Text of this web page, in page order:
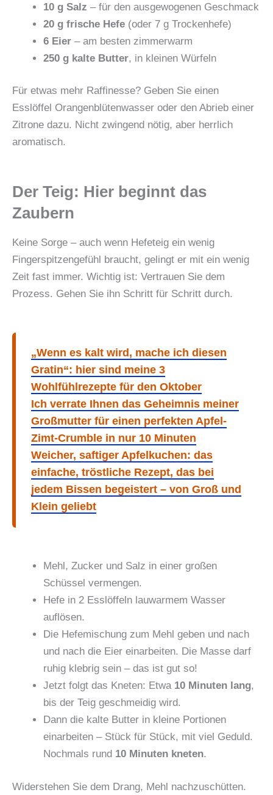
10 g Salz – für den ausgewogenen Geschmack
20 g frische Hefe (oder 7 g Trockenhefe)
6 Eier – am besten zimmerwarm
250 g kalte Butter, in kleinen Würfeln
Für etwas mehr Raffinesse? Geben Sie einen
Esslöffel Orangenblütenwasser oder den Abrieb einer
Zitrone dazu. Nicht zwingend nötig, aber herrlich
aromatisch.
Der Teig: Hier beginnt das
Zaubern
Keine Sorge – auch wenn Hefeteig ein wenig
Fingerspitzengefühl braucht, gelingt er mit ein wenig
Zeit fast immer. Wichtig ist: Vertrauen Sie dem
Prozess. Gehen Sie ihn Schritt für Schritt durch.
„Wenn es kalt wird, mache ich diesen
Gratin“: hier sind meine 3
Wohlfühlrezepte für den Oktober
Ich verrate Ihnen das Geheimnis meiner
Großmutter für einen perfekten Apfel-
Zimt-Crumble in nur 10 Minuten
Weicher, saftiger Apfelkuchen: das
einfache, tröstliche Rezept, das bei
jedem Bissen begeistert – von Groß und
Klein geliebt
Mehl, Zucker und Salz in einer großen
Schüssel vermengen.
Hefe in 2 Esslöffeln lauwarmem Wasser
auflösen.
Die Hefemischung zum Mehl geben und nach
und nach die Eier einarbeiten. Die Masse darf
ruhig klebrig sein – das ist gut so!
Jetzt folgt das Kneten: Etwa 10 Minuten lang,
bis der Teig geschmeidig wird.
Dann die kalte Butter in kleine Portionen
einarbeiten – Stück für Stück, mit viel Geduld.
Nochmals rund 10 Minuten kneten.
Widerstehen Sie dem Drang, Mehl nachzuschütten.